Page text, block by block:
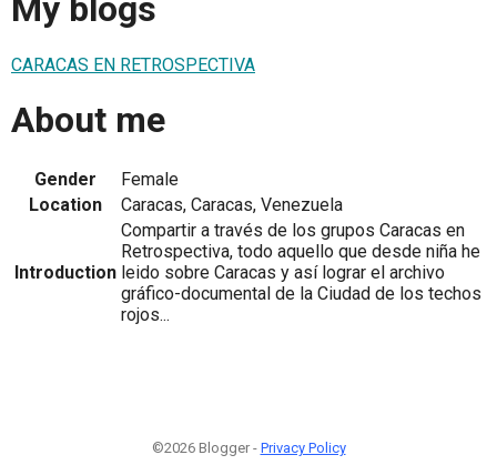
My blogs
CARACAS EN RETROSPECTIVA
About me
Gender
Female
Location
Caracas, Caracas, Venezuela
Introduction
Compartir a través de los grupos Caracas en
Retrospectiva, todo aquello que desde niña he
leido sobre Caracas y así lograr el archivo
gráfico-documental de la Ciudad de los techos
rojos...
©2026 Blogger - Privacy Policy